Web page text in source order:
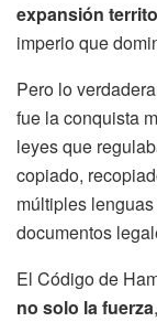
expansión
imperio que
Pero lo
fue la conquista
leyes que
copiado,
múltiples
documentos
El Código de
no solo la fuerza